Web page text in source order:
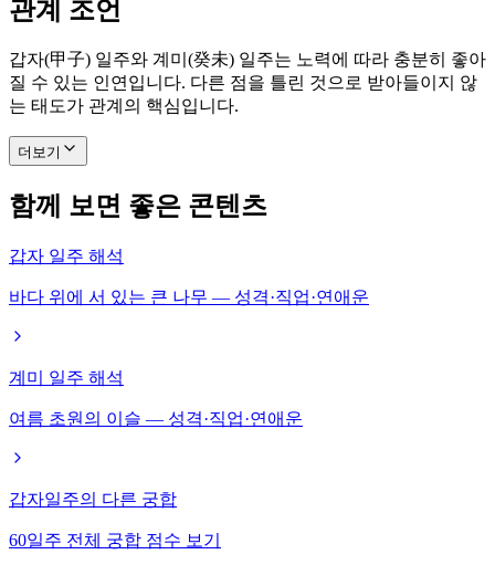
관계 조언
갑자(甲子) 일주와 계미(癸未) 일주는 노력에 따라 충분히 좋아
질 수 있는 인연입니다. 다른 점을 틀린 것으로 받아들이지 않
는 태도가 관계의 핵심입니다.
더보기
함께 보면 좋은 콘텐츠
갑자 일주 해석
바다 위에 서 있는 큰 나무 — 성격·직업·연애운
계미 일주 해석
여름 초원의 이슬 — 성격·직업·연애운
갑자일주의 다른 궁합
60일주 전체 궁합 점수 보기